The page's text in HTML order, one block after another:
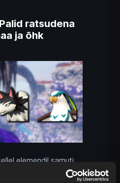
ratsudena
ja õhk
elemendil samuti
võitluses, on